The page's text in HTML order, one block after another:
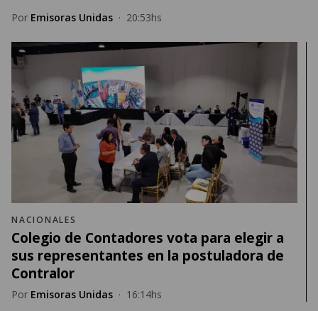
Por Emisoras Unidas · 20:53hs
NACIONALES
Colegio de Contadores vota para elegir a
sus representantes en la postuladora de
Contralor
Por Emisoras Unidas · 16:14hs